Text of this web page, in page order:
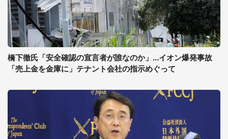
橋下徹氏「安全確認の宣言者が誰なのか」...イオン爆発事故
「売上金を金庫に」テナント会社の指示めぐって